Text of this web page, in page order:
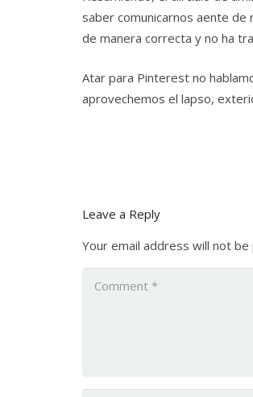
saber comunicarnos aente de
de manera correcta y no ha
Atar para Pinterest no
aprovechemos el lapso,
Leave a Reply
Your email address will not be